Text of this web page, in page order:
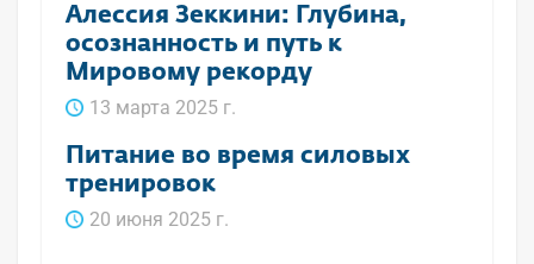
Алессия Зеккини: Глубина,
осознанность и путь к
Мировому рекорду
13 марта 2025 г.
Питание во время силовых
тренировок
20 июня 2025 г.